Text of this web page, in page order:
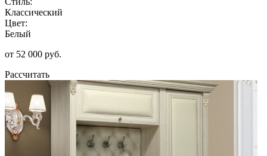
Классический
Цвет:
Белый
от 52 000 руб.
Рассчитать